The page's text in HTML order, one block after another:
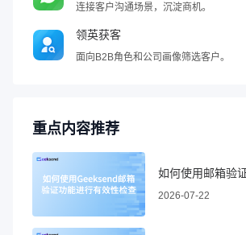
连接客户沟通场景，沉淀商机。
领英获客
面向B2B角色和公司画像筛选客户。
重点内容推荐
2026-07-22